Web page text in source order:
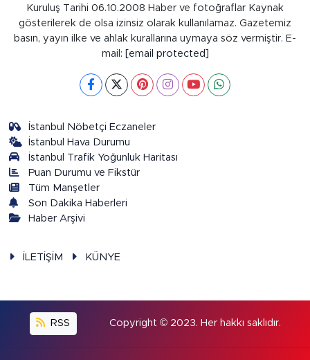
Kuruluş Tarihi 06.10.2008 Haber ve fotoğraflar Kaynak
gösterilerek de olsa izinsiz olarak kullanılamaz. Gazetemiz
basın, yayın ilke ve ahlak kurallarına uymaya söz vermiştir. E-
mail:
[email protected]
İstanbul Nöbetçi Eczaneler
İstanbul Hava Durumu
İstanbul Trafik Yoğunluk Haritası
Puan Durumu ve Fikstür
Tüm Manşetler
Son Dakika Haberleri
Haber Arşivi
İLETİŞİM KÜNYE
RSS Copyright © 2023. Her hakkı saklıdır.